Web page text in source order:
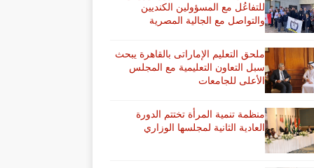
للتفاعُل مع المسؤولين الكنديين
والتواصل مع الجالية المصرية
ملحق التعليم الإماراتى بالقاهرة يبحث
سبل التعاون التعليمية مع المجلس
الأعلى للجامعات
منظمة تنمية المرأة تختتم الدورة
العادية الثانية لمجلسها الوزاري